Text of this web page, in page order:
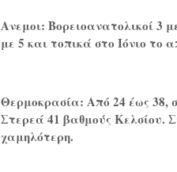
Ανεμοι: Βορειοανατολικοί 3
με 5 και τοπικά στο Ιόνιο το
Θερμοκρασία: Από 24 έως 38,
Στερεά 41 βαθμούς Κελσίου.
χαμηλότερη.